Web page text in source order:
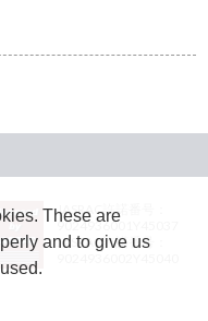
JASRAC許諾番号：
9024936001Y45037
JASRAC許諾番号：
These are
and to give us